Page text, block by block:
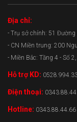
Địa chỉ:
- Trụ sở chính: 51 Đường
- CN Miền trung: 200
- Miền Bắc: Tầng 4 - Số
Hỗ trợ KD:
Điện thoại:
Hotline: 0343.88.44.66